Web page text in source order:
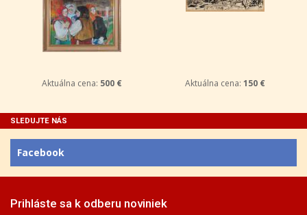
Aktuálna cena: 500 € Aktuálna cena: 150 €
SLEDUJTE NÁS
Facebook
Prihláste sa k odberu noviniek